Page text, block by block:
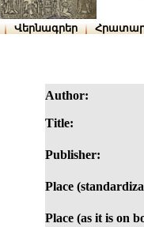
Վերնագրեր
Author:
Title:
Publisher:
Place
Place (as it is on